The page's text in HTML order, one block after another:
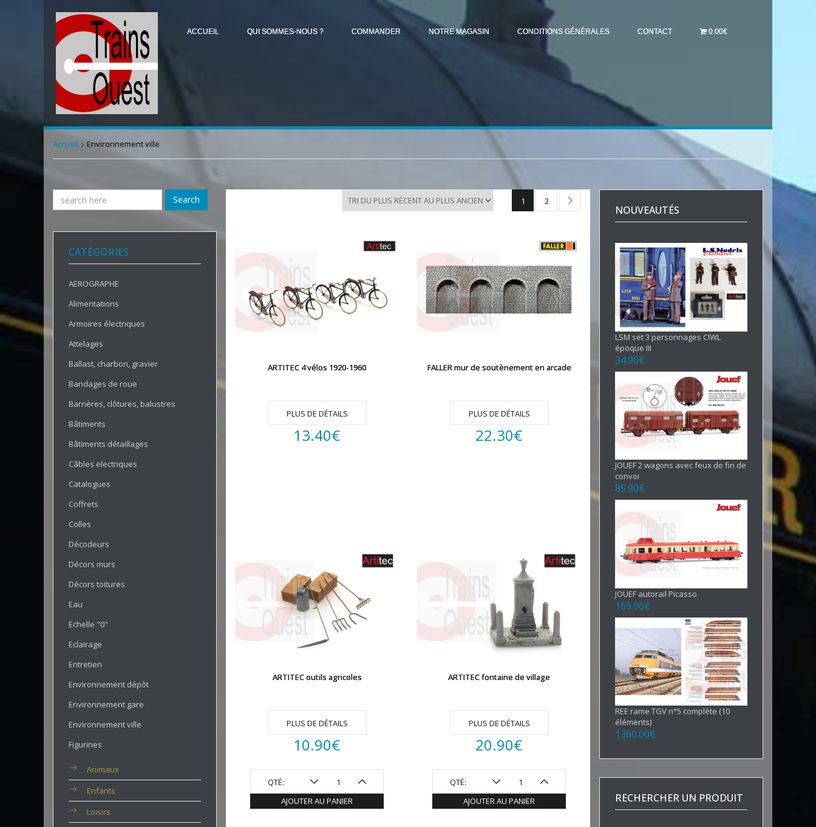
ACCUEIL QUI SOMMES-NOUS ? COMMANDER NOTRE MAGASIN CONDITIONS GÉNÉRALES CONTACT 0.00€
Accueil Environnement ville
Search
CATÉGORIES
AEROGRAPHE
Alimentations
Armoires électriques
Attelages
Ballast, charbon, gravier
Bandages de roue
Barrières, clôtures, balustres
Bâtiments
Bâtiments détaillages
Câbles electriques
Catalogues
Coffrets
Colles
Décodeurs
Décors murs
Décors toitures
Eau
Echelle "0"
Eclairage
Entretien
Environnement dépôt
Environnement gare
Environnement ville
Figurines
Animaux
Enfants
Loisirs
1 2
ARTITEC 4 vélos 1920-1960
PLUS DE DÉTAILS
13.40€
FALLER mur de soutènement en arcade
PLUS DE DÉTAILS
22.30€
ARTITEC outils agricoles
PLUS DE DÉTAILS
10.90€
QTÉ:
AJOUTER AU PANIER
ARTITEC fontaine de village
PLUS DE DÉTAILS
20.90€
QTÉ:
AJOUTER AU PANIER
NOUVEAUTÉS
LSM set 3 personnages CIWL
époque III
34.90€
JOUEF 2 wagons avec feux de fin de
convoi
85.90€
JOUEF autorail Picasso
169.90€
REE rame TGV n°5 complète (10
éléments)
1360.00€
RECHERCHER UN PRODUIT